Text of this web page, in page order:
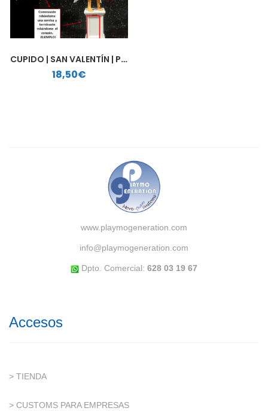
CUPIDO | SAN VALENTÍN | PLAYMOBIL PERSONALIZADO
18,50€
www.playmogeneration.com
info@playmogeneration.com
Dpto. Comercial: 628 03 19 67
Accesos
> TIENDA
> CUSTOMS PARA EMPRESAS